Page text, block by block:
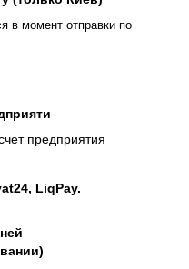
в момент отправки по
предприятия
LiqPay.